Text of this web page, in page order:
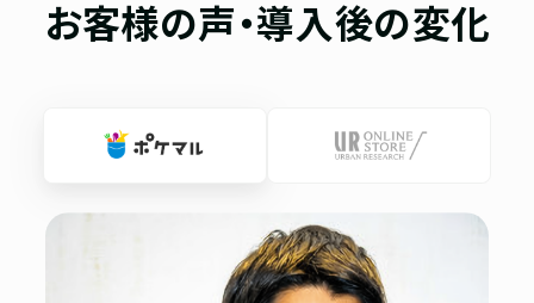
お客様の声・導入後の変化